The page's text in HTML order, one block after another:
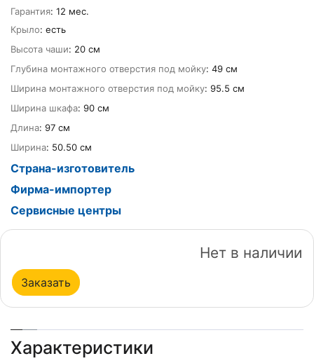
Гарантия: 12 мес.
Крыло: есть
Высота чаши: 20 см
Глубина монтажного отверстия под мойку: 49 см
Ширина монтажного отверстия под мойку: 95.5 см
Ширина шкафа: 90 см
Длина: 97 см
Ширина: 50.50 см
Страна-изготовитель
Фирма-импортер
Сервисные центры
Нет в наличии
Заказать
Характеристики